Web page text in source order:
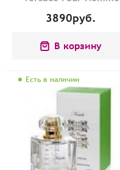
3890руб.
В корзину
Есть в наличии